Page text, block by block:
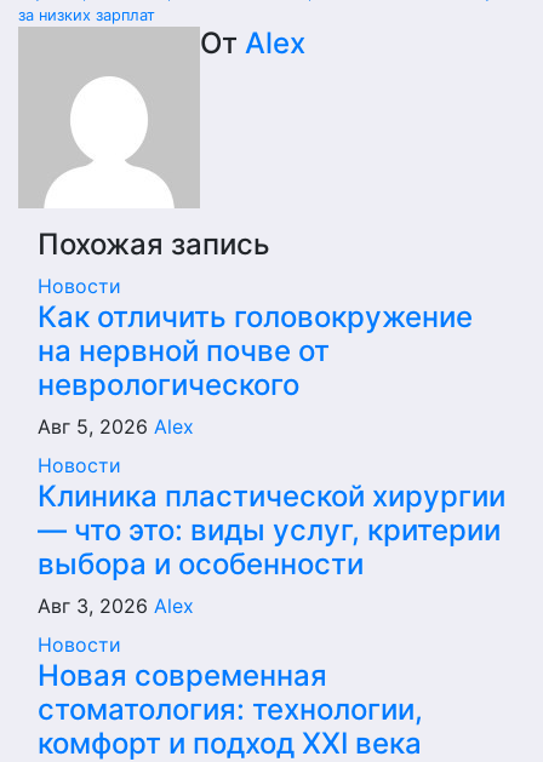
за низких зарплат
От Alex
Похожая запись
Новости
Как отличить головокружение
на нервной почве от
неврологического
Авг 5, 2026 Alex
Новости
Клиника пластической хирургии
— что это: виды услуг, критерии
выбора и особенности
Авг 3, 2026 Alex
Новости
Новая современная
стоматология: технологии,
комфорт и подход XXI века